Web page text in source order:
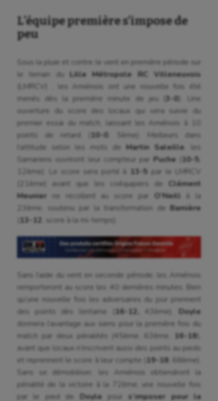
Athlétisme
Auto
Aviron
Balle à la main
L’équipe première s’impose de
peu
Sous la pluie et contre le vent en première période sur
le terrain du Lille Métropole RC Villeneuvois
(LMRCV) , les Amiénois ont une nouvelle fois été
menés dès la première minute de jeu (
3-0). Une
ouverture du score des locaux qui sera suivie du
premier essai du match, laissant les Amiénois à 10
points de retard (
10-0 , 5ème). Meilleurs dans
l’attitude selon les mots de Martin Saleille , les
Samariens ouvriront leur compteur par Puche 10-5
12ème). Le score sera porté à 13-5 par le LMRCV
(21ème) avant que les coéquipiers de Clément
Meunier
ne recollent au score par O’Neill
à la
23ème, soutenu par la transformation de Bamière
13-12 , score à la mi-temps).
Sans l’aide du vent en seconde période, les Amiénois
remporteront au score les 40 dernières minutes. Bien
qu’une nouvelle fois les adversaires du jour prennent
des points dès l’entame (
16-12, 43ème),Doyle
donnera l’avantage aux siens pour la première fois du
match par deux pénalités (45ème, 63ème,
16-18),
avant que locaux n’inscrivent aussi des points au pieds
et reprennent le score à leur compte (
19-18, 68ème).
Sans se démobiliser, les Amiénois obtiendront la
pénalité de la victoire à la 72ème, une nouvelle fois
par le pied de Doyle pour s’imposer pour la